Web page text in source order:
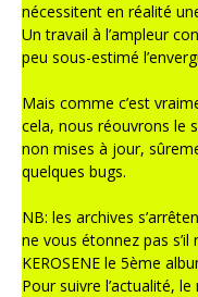
nécessitent en réalité
Un travail à l’ampleur
peu sous-estimé
Mais comme c’est
cela, nous réouvrons le
non mises à jour,
quelques bugs.
NB: les archives
ne vous étonnez pas s’il
KEROSENE le 5ème
Pour suivre l’actualité,